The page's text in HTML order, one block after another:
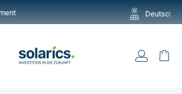
Pause
Deutschlands grösste Auswahl